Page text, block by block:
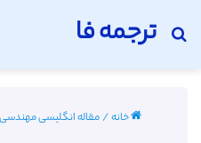
ترجمه فا
جستجو برای
خانه/مقاله انگلیسی مهندسی برق